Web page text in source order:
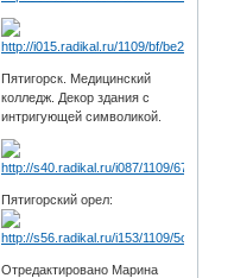
Пятигорск. Медицинский
колледж. Декор здания с
интригующей символикой.
Пятигорский орел:
Отредактировано Марина